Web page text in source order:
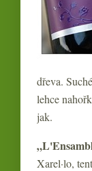
dřeva.
lehce
jak.
Xarel·lo,